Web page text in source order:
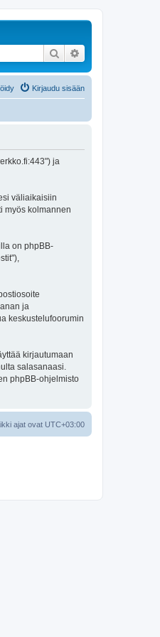
Etsi
Kirjaudu sisään
ja
väliaikaisiin
myös kolmannen
on phpBB-
ja
keskustelufoorumin
kirjautumaan
salasanaasi.
phpBB-ohjelmisto
ajat ovat UTC+03:00